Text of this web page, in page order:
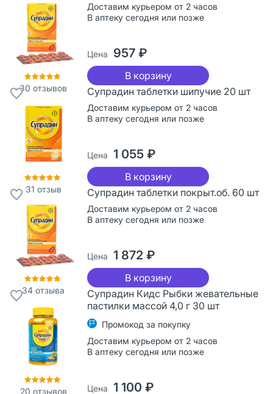
30 отзывов
Доставим курьером от 2 часов
В аптеку сегодня или позже
Цена 957 ₽
В корзину
31 отзыв
Супрадин таблетки шипучие 20 шт
Доставим курьером от 2 часов
В аптеку сегодня или позже
Цена 1 055 ₽
В корзину
34 отзыва
Супрадин таблетки покрыт.об. 60 шт
Доставим курьером от 2 часов
В аптеку сегодня или позже
Цена 1 872 ₽
В корзину
20 отзывов
Супрадин Кидс Рыбки жевательные
пастилки массой 4,0 г 30 шт
Промокод за покупку
Доставим курьером от 2 часов
В аптеку сегодня или позже
Цена 1 100 ₽